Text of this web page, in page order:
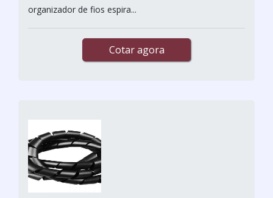
organizador de fios espira...
Cotar agora